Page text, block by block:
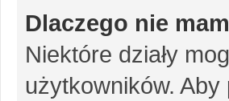
Dlaczego nie
Niektóre działy
użytkowników.